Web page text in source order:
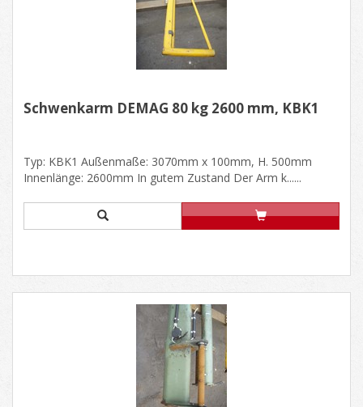
Schwenkarm DEMAG 80 kg 2600 mm, KBK1
Typ: KBK1 Außenmaße: 3070mm x 100mm, H. 500mm
Innenlänge: 2600mm In gutem Zustand Der Arm k......